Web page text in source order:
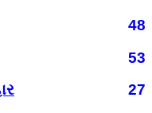
48
53
27